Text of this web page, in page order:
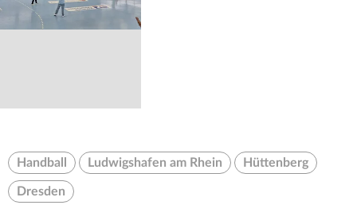
Handball Ludwigshafen am Rhein Hüttenberg
Dresden